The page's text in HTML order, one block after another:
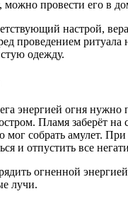
можно провести его в
настрой,
проведением
одежду.
энергией огня нужно
Пламя заберёт на
мог собрать амулет.
и отпустить все
огненной
лучи.